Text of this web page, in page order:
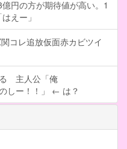
円の方が期待値が高い。1
えー」
コレ追放仮面赤カビツイ
主人公「俺
しー！！」 ← は？